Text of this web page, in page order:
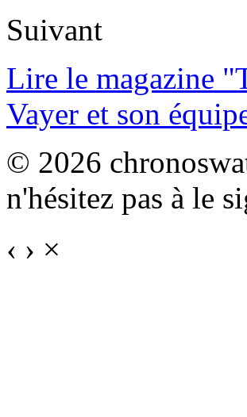
Suivant
Lire le magazine
Vayer et son
© 2026
n'hésitez pas à le
‹ › ×